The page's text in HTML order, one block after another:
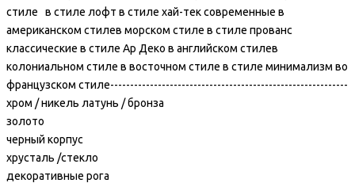
стиле в стиле лофт в стиле хай-тек современные в
американском стилев морском стиле в стиле прованс
классические в стиле Ар Деко в английском стилев
колониальном стиле в восточном стиле в стиле минимализм во
французском стиле------------------------------------------------------------
хром / никель латунь / бронза
золото
черный корпус
хрусталь /стекло
декоративные рога